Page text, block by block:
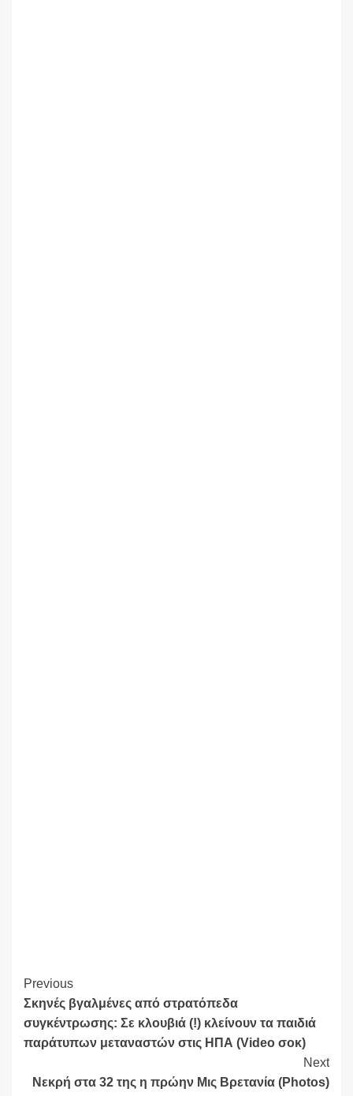
Continue
Reading
Previous
Σκηνές βγαλμένες από στρατόπεδα
συγκέντρωσης: Σε κλουβιά (!) κλείνουν τα παιδιά
παράτυπων μεταναστών στις ΗΠΑ (Video σοκ)
Next
Νεκρή στα 32 της η πρώην Μις Βρετανία (Photos)